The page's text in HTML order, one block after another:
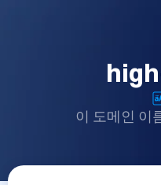
이 도메인 이